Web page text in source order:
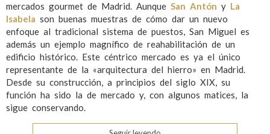
mercados gourmet de Madrid. Aunque San Antón y La
Isabela son buenas muestras de cómo dar un nuevo
enfoque al tradicional sistema de puestos, San Miguel es
además un ejemplo magnífico de reahabilitación de un
edificio histórico. Este céntrico mercado es ya el único
representante de la «arquitectura del hierro» en Madrid.
Desde su construcción, a principios del siglo XIX, su
función ha sido la de mercado y, con algunos matices, la
sigue conservando.